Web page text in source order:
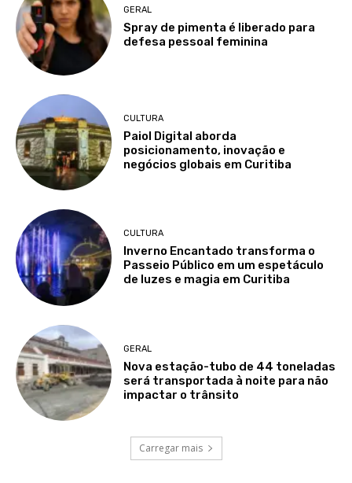
GERAL
Spray de pimenta é liberado para
defesa pessoal feminina
CULTURA
Paiol Digital aborda
posicionamento, inovação e
negócios globais em Curitiba
CULTURA
Inverno Encantado transforma o
Passeio Público em um espetáculo
de luzes e magia em Curitiba
GERAL
Nova estação-tubo de 44 toneladas
será transportada à noite para não
impactar o trânsito
Carregar mais